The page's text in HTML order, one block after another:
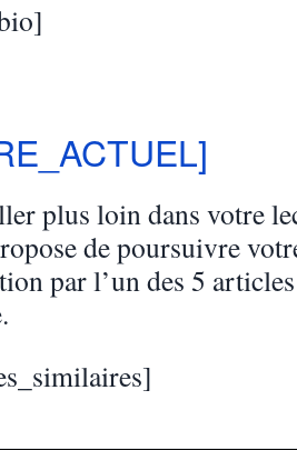
plus loin dans votre
de poursuivre
par l’un des 5